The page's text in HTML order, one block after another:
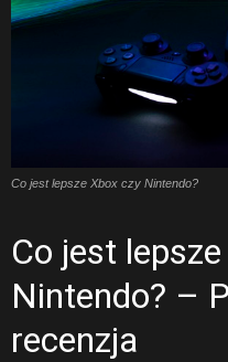
Co jest lepsze Xbox czy Nintendo?
Co jest
Nintendo? –
recenzja